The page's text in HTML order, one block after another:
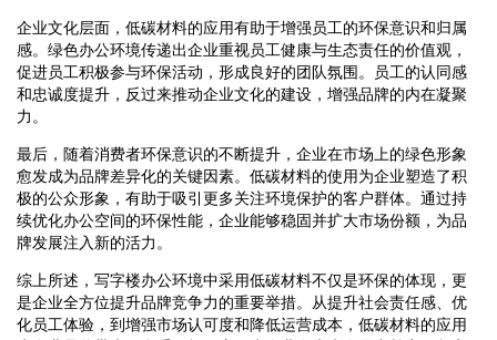
企业文化层面，低碳材料的应用有助于增强员工的环保意识和归属
感。绿色办公环境传递出企业重视员工健康与生态责任的价值观，
促进员工积极参与环保活动，形成良好的团队氛围。员工的认同感
和忠诚度提升，反过来推动企业文化的建设，增强品牌的内在凝聚
力。
最后，随着消费者环保意识的不断提升，企业在市场上的绿色形象
愈发成为品牌差异化的关键因素。低碳材料的使用为企业塑造了积
极的公众形象，有助于吸引更多关注环境保护的客户群体。通过持
续优化办公空间的环保性能，企业能够稳固并扩大市场份额，为品
牌发展注入新的活力。
综上所述，写字楼办公环境中采用低碳材料不仅是环保的体现，更
是企业全方位提升品牌竞争力的重要举措。从提升社会责任感、优
化员工体验，到增强市场认可度和降低运营成本，低碳材料的应用